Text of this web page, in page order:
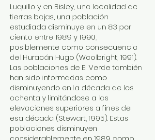
Luquillo y en Bisley, una localidad de
tierras bajas, una población
estudiada disminuye en un 83 por
ciento entre 1989 y 1990,
posiblemente como consecuencia
del Huracán Hugo (Woolbright, 1991).
Las poblaciones de El Verde también
han sido informadas como
disminuyendo en la década de los
ochenta y limitándose a las
elevaciones superiores a fines de
esa década (Stewart, 1995). Estas
poblaciones disminuyen